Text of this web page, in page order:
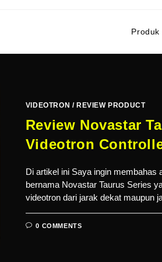
Produk
VIDEOTRON /REVIEW PRODUCT
Review Novastar
Videotron
Di artikel ini Saya ingin membahas
bernama Novastar Taurus Series
videotron dari jarak dekat maupun
0 COMMENTS